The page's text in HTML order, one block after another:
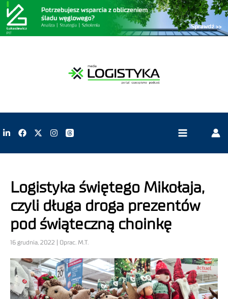
Logistyka świętego Mikołaja,
czyli długa droga prezentów
pod świąteczną choinkę
16 grudnia, 2022 | Oprac. M.T.